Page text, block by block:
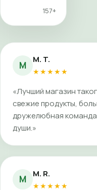
157+
M M. T.
★★★★★
«Лучший магазин
свежие продукты,
дружелюбная
души.»
M M. R.
★★★★★